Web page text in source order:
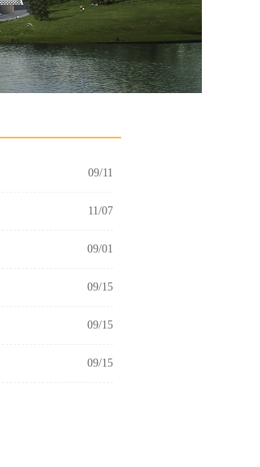
09/11
11/07
09/01
09/15
09/15
09/15